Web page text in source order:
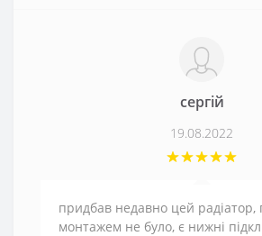
сергій
19.08.2022
придбав недавно цей радіатор,
монтажем не було, є нижні